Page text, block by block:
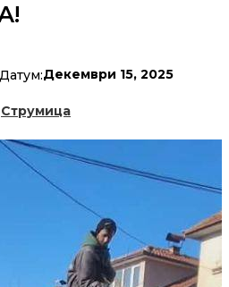
Датум:Декември 15, 2025
Струмица